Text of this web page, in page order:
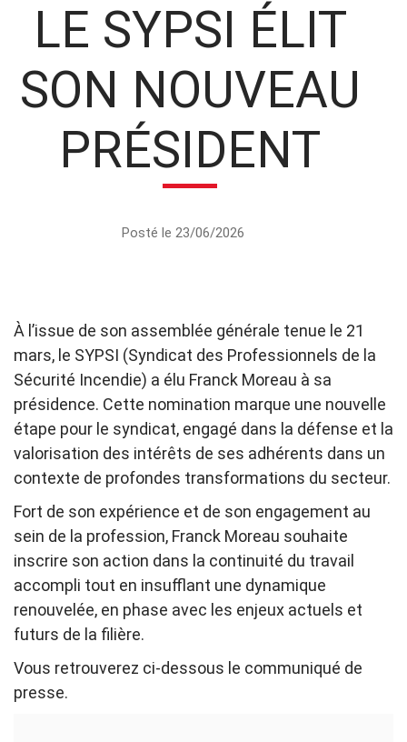
LE SYPSI ÉLIT
SON NOUVEAU
PRÉSIDENT
Posté le 23/06/2026
À l’issue de son assemblée générale tenue le 21
mars, le SYPSI (Syndicat des Professionnels de la
Sécurité Incendie) a élu Franck Moreau à sa
présidence. Cette nomination marque une nouvelle
étape pour le syndicat, engagé dans la défense et la
valorisation des intérêts de ses adhérents dans un
contexte de profondes transformations du secteur.
Fort de son expérience et de son engagement au
sein de la profession, Franck Moreau souhaite
inscrire son action dans la continuité du travail
accompli tout en insufflant une dynamique
renouvelée, en phase avec les enjeux actuels et
futurs de la filière.
Vous retrouverez ci-dessous le communiqué de
presse.